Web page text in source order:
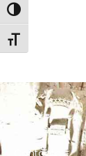
ALTERNAR
ALTERNAR